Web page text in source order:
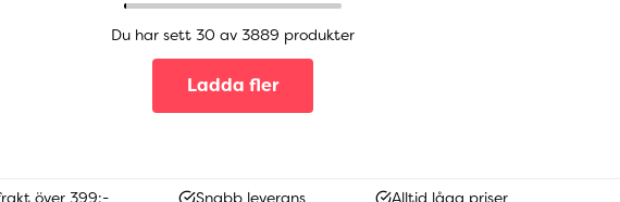
Du har sett 30 av 3889 produkter
Ladda fler
över 399:- Snabb leverans Alltid låga priser